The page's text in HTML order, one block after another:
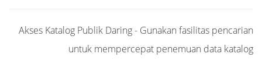
Akses Katalog Publik Daring - Gunakan fasilitas pencarian
untuk mempercepat penemuan data katalog